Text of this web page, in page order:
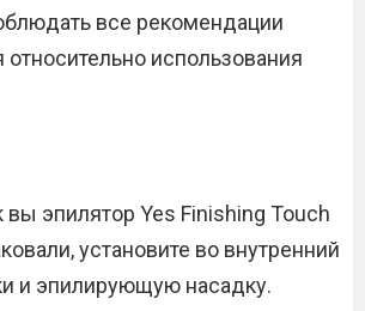
все рекомендации
относительно использования
вы эпилятор Yes Finishing Touch
установите во внутренний
и эпилирующую насадку.